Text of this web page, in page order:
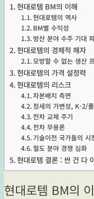
현대로템 BM의 이해
현대로템의 역사
BM별 수익성
방산 분야 수주 기대
현대로템의 경제적 해자
모방할 수 없는 생산
현대로템의 가격 설정력
현대로템의 리스크
자본배치 측면
정세의 가변성, K-2/
전차 교체 주기
전차 무용론
기술이전 국가들의 시
철도 분야 경쟁 심화
현대로템 결론 : 싼 건 다
현대로템 BM의